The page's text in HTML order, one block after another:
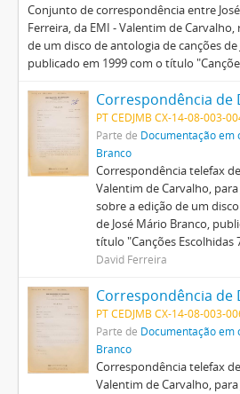
Conjunto de correspondência entre
Ferreira, da EMI - Valentim de
de um disco de antologia de canções de
publicado em 1999 com o título
PT CEDJMB CX-14-08-003-
Parte de Documentação em
Branco
Correspondência telefax
Valentim de Carvalho,
sobre a edição de um
de José Mário Branco,
título "Canções Escolhidas
David Ferreira
PT CEDJMB CX-14-08-003-
Parte de Documentação em
Branco
Correspondência telefax
Valentim de Carvalho,